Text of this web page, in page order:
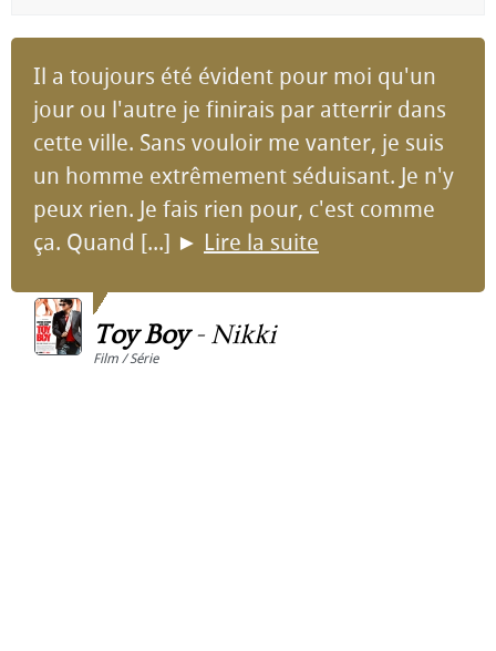
Il a toujours été évident pour moi qu'un
jour ou l'autre je finirais par atterrir dans
cette ville. Sans vouloir me vanter, je suis
un homme extrêmement séduisant. Je n'y
peux rien. Je fais rien pour, c'est comme
ça. Quand [...] ► Lire la suite
Toy Boy- Nikki
Film / Série